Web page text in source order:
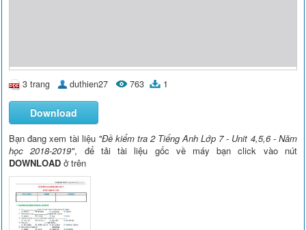
3 trang duthien27 763 1
Download
Bạn đang xem tài liệu "Đề kiểm tra 2 Tiếng Anh Lớp 7 - Unit 4,5,6 - Năm
học 2018-2019", để tải tài liệu gốc về máy bạn click vào nút
DOWNLOAD ở trên